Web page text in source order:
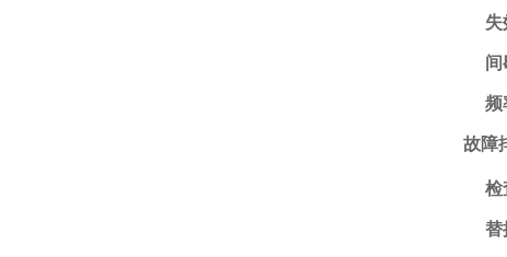
失
间
频
故障
检
替